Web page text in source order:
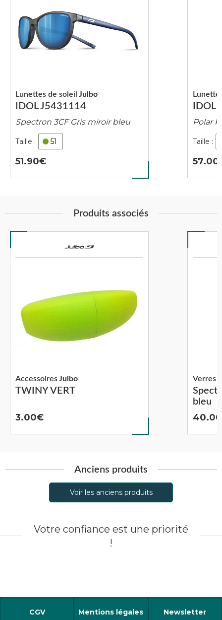
IDOL J5431114
Lunettes de soleil Julbo
Spectron 3CF Gris miroir bleu
51
51.90
IDOL
Polar
57.00
Produits associés
TWINY VERT
AccessoiresJulbo
3.00
bleu
Verres
40.00
Anciens produits
Voir les anciens produits
Votre confiance est une priorité
!
CGV Mentions légales Newsletter